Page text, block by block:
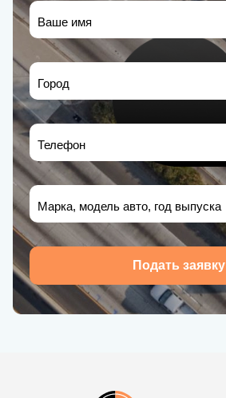
Ваше имя
Город
Телефон
Марка, модель авто, год выпуска
Подать заявку